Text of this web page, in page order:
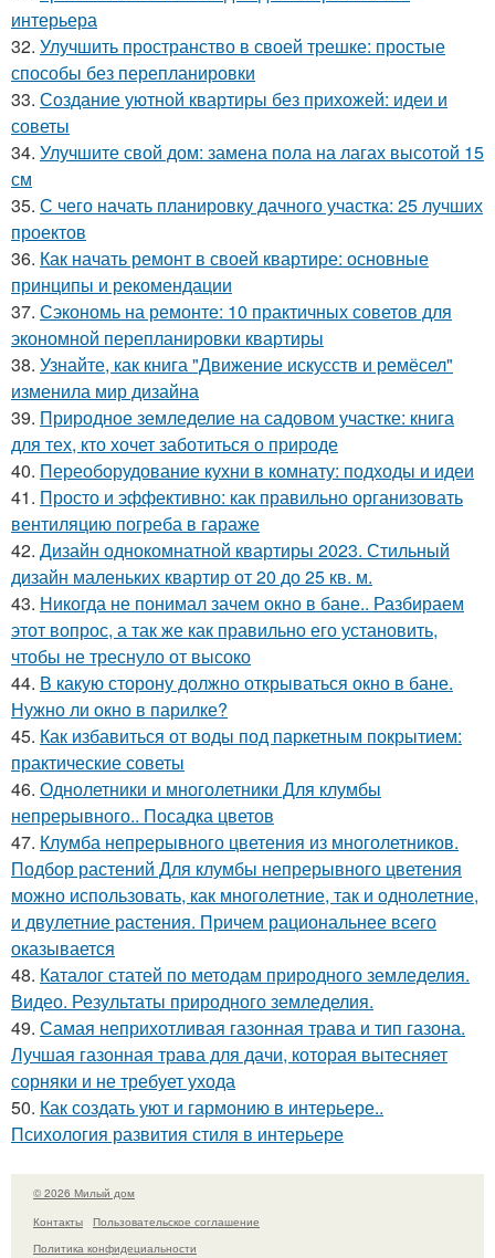
интерьера
32. Улучшить пространство в своей трешке: простые
способы без перепланировки
33. Создание уютной квартиры без прихожей: идеи и
советы
34. Улучшите свой дом: замена пола на лагах высотой 15
см
35. С чего начать планировку дачного участка: 25 лучших
проектов
36. Как начать ремонт в своей квартире: основные
принципы и рекомендации
37. Сэкономь на ремонте: 10 практичных советов для
экономной перепланировки квартиры
38. Узнайте, как книга "Движение искусств и ремёсел"
изменила мир дизайна
39. Природное земледелие на садовом участке: книга
для тех, кто хочет заботиться о природе
40. Переоборудование кухни в комнату: подходы и идеи
41. Просто и эффективно: как правильно организовать
вентиляцию погреба в гараже
42. Дизайн однокомнатной квартиры 2023. Стильный
дизайн маленьких квартир от 20 до 25 кв. м.
43. Никогда не понимал зачем окно в бане.. Разбираем
этот вопрос, а так же как правильно его установить,
чтобы не треснуло от высоко
44. В какую сторону должно открываться окно в бане.
Нужно ли окно в парилке?
45. Как избавиться от воды под паркетным покрытием:
практические советы
46. Однолетники и многолетники Для клумбы
непрерывного.. Посадка цветов
47. Клумба непрерывного цветения из многолетников.
Подбор растений Для клумбы непрерывного цветения
можно использовать, как многолетние, так и однолетние,
и двулетние растения. Причем рациональнее всего
оказывается
48. Каталог статей по методам природного земледелия.
Видео. Результаты природного земледелия.
49. Самая неприхотливая газонная трава и тип газона.
Лучшая газонная трава для дачи, которая вытесняет
сорняки и не требует ухода
50. Как создать уют и гармонию в интерьере..
Психология развития стиля в интерьере
© 2026 Милый дом
Контакты
Пользовательское соглашение
Политика конфидециальности